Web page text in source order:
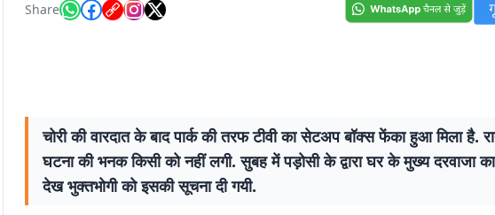
Share
चोरी की वारदात के बाद पार्क की तरफ टीवी का सेटअप बॉक्स फेंका हुआ मिला है.
घटना की भनक किसी को नहीं लगी. सुबह में पड़ोसी के द्वारा घर के मुख्य दरवाजा
देख भुक्तभोगी को इसकी सूचना दी गयी.